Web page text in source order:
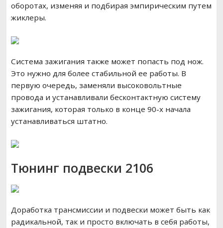
оборотах, изменяя и подбирая эмпирическим путем
жиклеры.
Система зажигания также может попасть под нож.
Это нужно для более стабильной ее работы. В
первую очередь, заменяли высоковольтные
провода и устанавливали бесконтактную систему
зажигания, которая только в конце 90-х начала
устанавливаться штатно.
Тюнинг подвески 2106
Доработка трансмиссии и подвески может быть как
радикальной, так и просто включать в себя работы,